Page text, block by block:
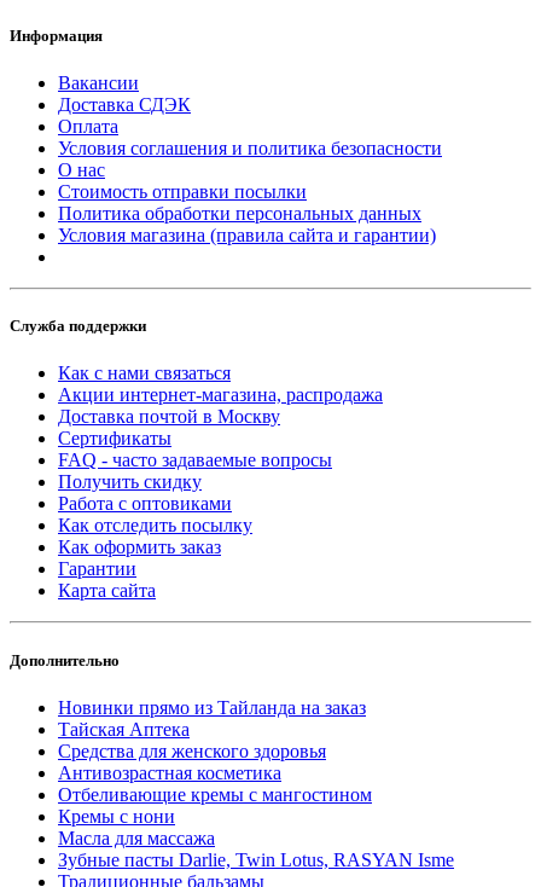
Информация
Вакансии
Доставка СДЭК
Оплата
Условия соглашения и политика безопасности
О нас
Стоимость отправки посылки
Политика обработки персональных данных
Условия магазина (правила сайта и гарантии)
Служба поддержки
Как с нами связаться
Акции интернет-магазина, распродажа
Доставка почтой в Москву
Сертификаты
FAQ - часто задаваемые вопросы
Получить скидку
Работа с оптовиками
Как отследить посылку
Как оформить заказ
Гарантии
Карта сайта
Дополнительно
Новинки прямо из Тайланда на заказ
Тайская Аптека
Средства для женского здоровья
Антивозрастная косметика
Отбеливающие кремы с мангостином
Кремы с нони
Масла для массажа
Зубные пасты Darlie, Twin Lotus, RASYAN Isme
Традиционные бальзамы